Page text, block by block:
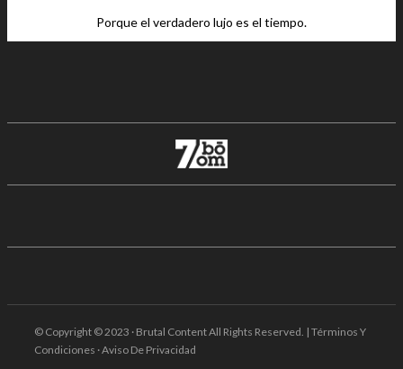
Porque el verdadero lujo es el tiempo.
© Copyright © 2023 · Brutal Content All Rights Reserved. | Términos Y
Condiciones · Aviso De Privacidad